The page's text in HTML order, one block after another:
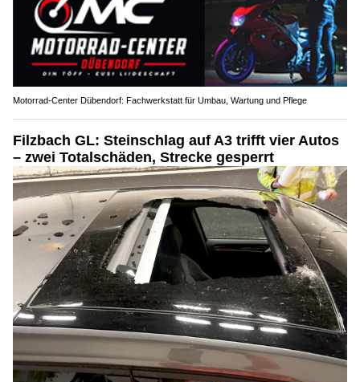
Motorrad-Center Dübendorf: Fachwerkstatt für Umbau, Wartung und Pflege
Filzbach GL: Steinschlag auf A3 trifft vier Autos
– zwei Totalschäden, Strecke gesperrt